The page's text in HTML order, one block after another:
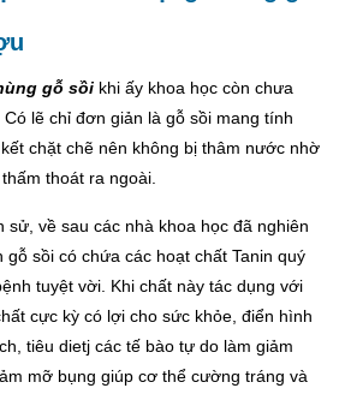
gỗ sồi khi ấy khoa học còn chưa
lẽ chỉ đơn giản là gỗ sồi mang tính
chặt chẽ nên không bị thâm nước nhờ
thoát ra ngoài.
sử, về sau các nhà khoa học đã nghiên
sồi có chứa các hoạt chất Tanin quý
tuyệt vời. Khi chất này tác dụng với
cực kỳ có lợi cho sức khỏe, điển hình
tiêu dietj các tế bào tự do làm giảm
mỡ bụng giúp cơ thể cường tráng và